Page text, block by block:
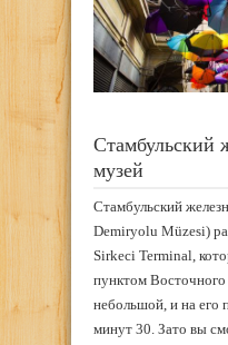
Стамбульский
музей
Стамбульский
Demiryolu Müzesi)
Sirkeci Terminal,
пунктом
небольшой, и на его
минут 30. Зато вы